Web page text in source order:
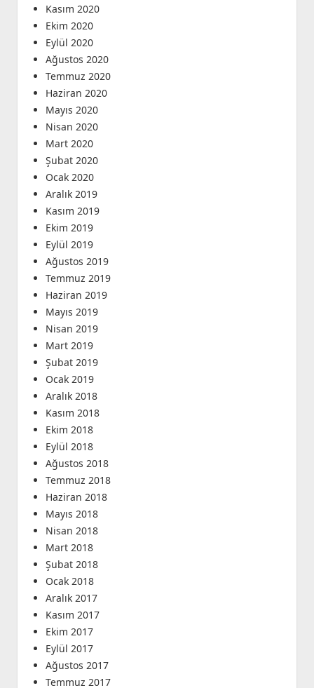
Kasım 2020
Ekim 2020
Eylül 2020
Ağustos 2020
Temmuz 2020
Haziran 2020
Mayıs 2020
Nisan 2020
Mart 2020
Şubat 2020
Ocak 2020
Aralık 2019
Kasım 2019
Ekim 2019
Eylül 2019
Ağustos 2019
Temmuz 2019
Haziran 2019
Mayıs 2019
Nisan 2019
Mart 2019
Şubat 2019
Ocak 2019
Aralık 2018
Kasım 2018
Ekim 2018
Eylül 2018
Ağustos 2018
Temmuz 2018
Haziran 2018
Mayıs 2018
Nisan 2018
Mart 2018
Şubat 2018
Ocak 2018
Aralık 2017
Kasım 2017
Ekim 2017
Eylül 2017
Ağustos 2017
Temmuz 2017